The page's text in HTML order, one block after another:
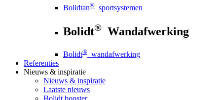
Bolidtan® sportsystemen
Bolidt® Wandafwerking
Bolidt® wandafwerking
Referenties
Nieuws & inspiratie
Nieuws & inspiratie
Laatste nieuws